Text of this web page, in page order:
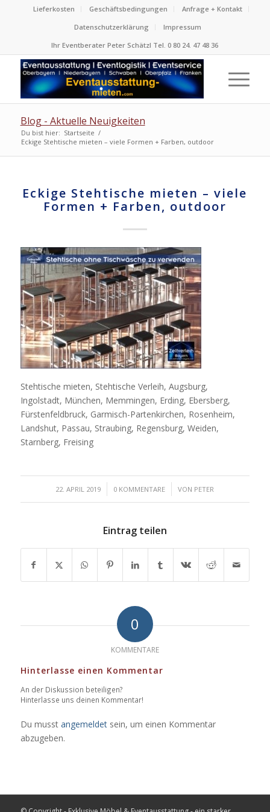
Lieferkosten Geschäftsbedingungen
Anfrage + Kontakt
Datenschutzerklärung
Impressum
Ihr Eventberater Peter Schätzl Tel. 0 80 24. 47 48 36
Blog - Aktuelle Neuigkeiten
Du bist hier: Startseite /
Eckige Stehtische mieten – viele Formen + Farben, outdoor
Eckige Stehtische mieten – viele
Formen + Farben, outdoor
Stehtische mieten, Stehtische Verleih, Augsburg,
Ingolstadt, München, Memmingen, Erding, Ebersberg,
Fürstenfeldbruck, Garmisch-Partenkirchen, Rosenheim,
Landshut, Passau, Straubing, Regensburg, Weiden,
Starnberg, Freising
22. APRIL 2019
/ 0 KOMMENTARE
/ VON PETER
Eintrag teilen
0
KOMMENTARE
Hinterlasse einen Kommentar
An der Diskussion beteiligen?
Hinterlasse uns deinen Kommentar!
Du musst angemeldetsein, um einen Kommentar
abzugeben.